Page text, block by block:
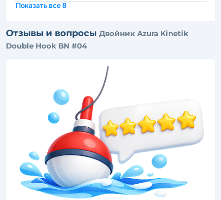
Показать все 8
Отзывы и вопросы Двойник Azura Kinetik
Double Hook BN #04